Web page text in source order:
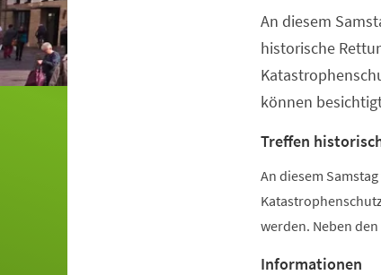
An diesem
historische
können
Treffen
An diesem
werden. Neben
Informationen